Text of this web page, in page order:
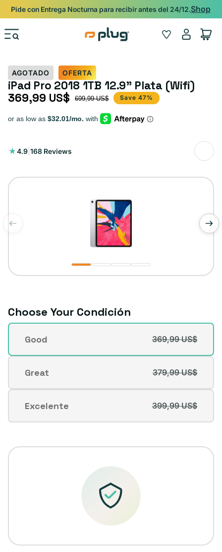
Ir al contenido
Pide con Entrega Nocturna para recibir antes del 24/12.Shop
Wishlist
Iniciar
sesión
Carrito
AGOTADO OFERTA
iPad Pro 2018 1TB 12.9" Plata (Wifi)
Precio de oferta
369,99 US$
Precio habitual 699,99 US$ Save 47%
4.9 168 Reviews
168
Choose Your Condición
Condición
Good
Variante
agotada
o
no
disponible
369,99 US$
Great
Variante
agotada
o
no
disponible
379,99 US$
Excelente
Variante
agotada
no
399,99 US$